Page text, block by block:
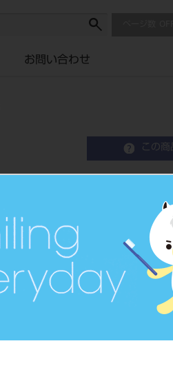
お問い合わせ
この商
カラーリ
Color Coding
インスツルメ
品目コード
JAN/EANコー